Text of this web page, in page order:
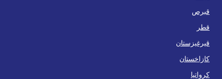
قبرص
قطر
قيرغيزستان
كازاخستان
كرواتيا